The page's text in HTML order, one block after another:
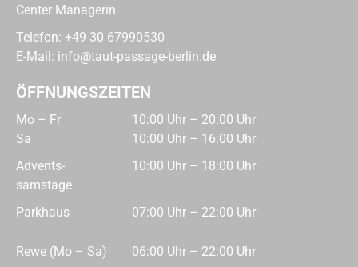
Center Managerin
Telefon: +49 30 67990530
E-Mail: info@taut-passage-berlin.de
ÖFFNUNGSZEITEN
Mo – Fr
10:00 Uhr – 20:00 Uhr
Sa
10:00 Uhr – 16:00 Uhr
Advents­
samstage
10:00 Uhr – 18:00 Uhr
Parkhaus
Rewe (Mo – Sa)
07:00 Uhr – 22:00 Uhr
06:00 Uhr – 22:00 Uhr